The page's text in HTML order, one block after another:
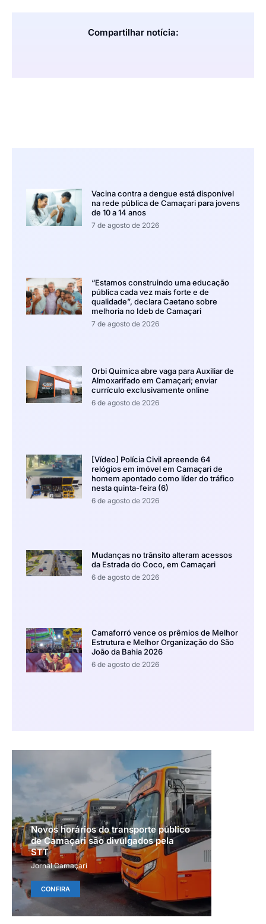
Compartilhar notícia:
Vacina contra a dengue está disponível
na rede pública de Camaçari para jovens
de 10 a 14 anos
7 de agosto de 2026
“Estamos construindo uma educação
pública cada vez mais forte e de
qualidade”, declara Caetano sobre
melhoria no Ideb de Camaçari
7 de agosto de 2026
Orbi Química abre vaga para Auxiliar de
Almoxarifado em Camaçari; enviar
currículo exclusivamente online
6 de agosto de 2026
[Vídeo] Polícia Civil apreende 64
relógios em imóvel em Camaçari de
homem apontado como líder do tráfico
nesta quinta-feira (6)
6 de agosto de 2026
Mudanças no trânsito alteram acessos
da Estrada do Coco, em Camaçari
6 de agosto de 2026
Camaforró vence os prêmios de Melhor
Estrutura e Melhor Organização do São
João da Bahia 2026
6 de agosto de 2026
Novos horários do transporte público
de Camaçari são divulgados pela
STT
Jornal Camaçari
CONFIRA